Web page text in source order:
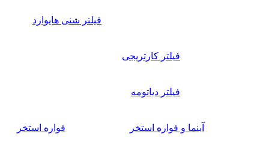
فیلتر شنی هایوارد
فیلتر کارتریجی
فیلتر دیاتومه
آبنما و فواره استخر فواره استخر